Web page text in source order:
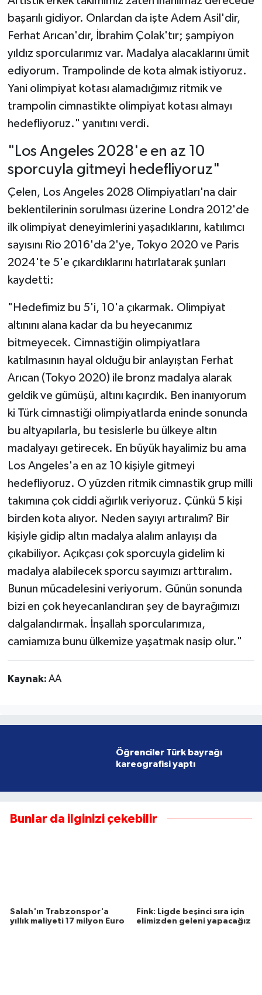
başarılı gidiyor. Onlardan da işte Adem Asil'dir,
Ferhat Arıcan'dır, İbrahim Çolak'tır; şampiyon
yıldız sporcularımız var. Madalya alacaklarını ümit
ediyorum. Trampolinde de kota almak istiyoruz.
Yani olimpiyat kotası alamadığımız ritmik ve
trampolin cimnastikte olimpiyat kotası almayı
hedefliyoruz." yanıtını verdi.
"Los Angeles 2028'e en az 10
sporcuyla gitmeyi hedefliyoruz"
Çelen, Los Angeles 2028 Olimpiyatları'na dair
beklentilerinin sorulması üzerine Londra 2012'de
ilk olimpiyat deneyimlerini yaşadıklarını, katılımcı
sayısını Rio 2016'da 2'ye, Tokyo 2020 ve Paris
2024'te 5'e çıkardıklarını hatırlatarak şunları
kaydetti:
"Hedefimiz bu 5'i, 10'a çıkarmak. Olimpiyat
altınını alana kadar da bu heyecanımız
bitmeyecek. Cimnastiğin olimpiyatlara
katılmasının hayal olduğu bir anlayıştan Ferhat
Arıcan (Tokyo 2020) ile bronz madalya alarak
geldik ve gümüşü, altını kaçırdık. Ben inanıyorum
ki Türk cimnastiği olimpiyatlarda eninde sonunda
bu altyapılarla, bu tesislerle bu ülkeye altın
madalyayı getirecek. En büyük hayalimiz bu ama
Los Angeles'a en az 10 kişiyle gitmeyi
hedefliyoruz. O yüzden ritmik cimnastik grup milli
takımına çok ciddi ağırlık veriyoruz. Çünkü 5 kişi
birden kota alıyor. Neden sayıyı artıralım? Bir
kişiyle gidip altın madalya alalım anlayışı da
çıkabiliyor. Açıkçası çok sporcuyla gidelim ki
madalya alabilecek sporcu sayımızı arttıralım.
Bunun mücadelesini veriyorum. Günün sonunda
bizi en çok heyecanlandıran şey de bayrağımızı
dalgalandırmak. İnşallah sporcularımıza,
camiamıza bunu ülkemize yaşatmak nasip olur."
Kaynak: AA
Öğrenciler Türk bayrağı
kareografisi yaptı
Bunlar da ilginizi çekebilir
Salah'ın Trabzonspor'a
yıllık maliyeti 17 milyon Euro
Fink: Ligde beşinci sıra için
elimizden geleni yapacağız